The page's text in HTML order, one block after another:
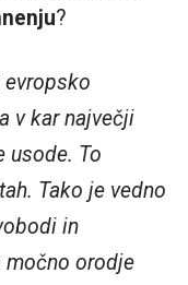
?
v kar največji
usode. To
Tako je vedno
in
močno orodje